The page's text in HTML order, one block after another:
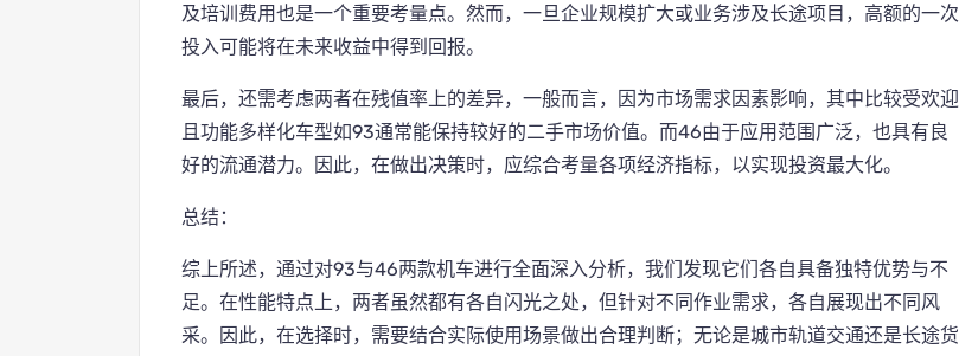
及培训费用也是一个重要考量点。然而，一旦企业规模扩大或业务涉及长途项目，高额的一次
投入可能将在未来收益中得到回报。
最后，还需考虑两者在残值率上的差异，一般而言，因为市场需求因素影响，其中比较受欢迎
且功能多样化车型如93通常能保持较好的二手市场价值。而46由于应用范围广泛，也具有良
好的流通潜力。因此，在做出决策时，应综合考量各项经济指标，以实现投资最大化。
总结：
综上所述，通过对93与46两款机车进行全面深入分析，我们发现它们各自具备独特优势与不
足。在性能特点上，两者虽然都有各自闪光之处，但针对不同作业需求，各自展现出不同风
采。因此，在选择时，需要结合实际使用场景做出合理判断；无论是城市轨道交通还是长途货